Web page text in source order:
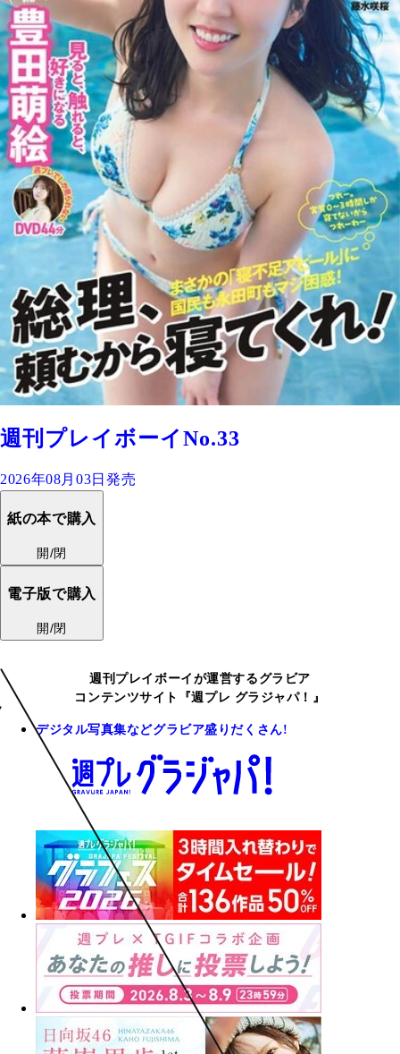
週刊プレイボーイNo.33
2026年08月03日発売
紙の本で購入
開/閉
電子版で購入
開/閉
週刊プレイボーイが運営するグラビア
コンテンツサイト『週プレ グラジャパ！』
デジタル写真集などグラビア盛りだくさん!